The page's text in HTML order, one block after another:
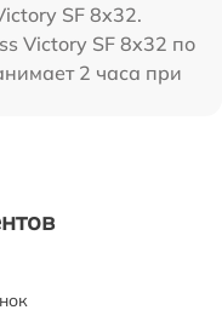
SF 8x32.
Victory SF 8x32 по
2 часа при